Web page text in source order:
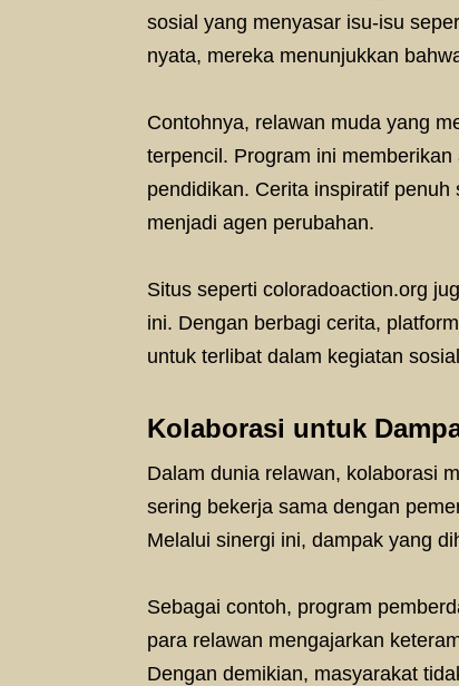
sosial yang menyasar isu-isu
nyata, mereka menunjukkan
Contohnya, relawan muda yang
terpencil. Program ini
pendidikan. Cerita inspiratif
menjadi agen perubahan.
Situs seperti coloradoaction.org
ini. Dengan berbagi cerita,
untuk terlibat dalam kegiatan
Kolaborasi untuk
Dalam dunia relawan, kolaborasi
sering bekerja sama dengan
Melalui sinergi ini, dampak yang
Sebagai contoh, program
para relawan mengajarkan
Dengan demikian, masyarakat